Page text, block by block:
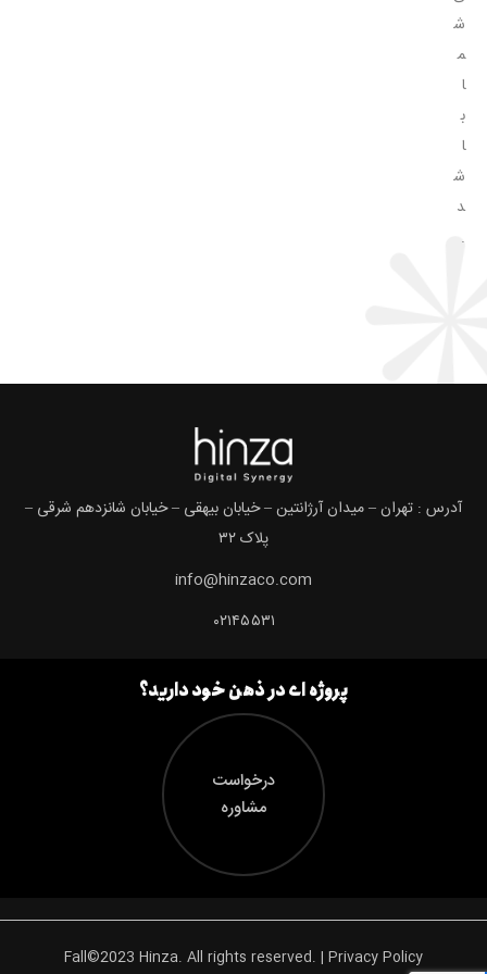
ش
م
ا
ب
ا
ش
د
.
آدرس : تهران – میدان آرژانتین – خیابان بیهقی – خیابان شانزدهم شرقی –
پلاک ۳۲
info@hinzaco.com
۰۲۱۴۵۵۳۱
پروژه ای در ذهن خود دارید؟
درخواست
مشاوره
Fall©2023 Hinza. All rights reserved. | Privacy Policy